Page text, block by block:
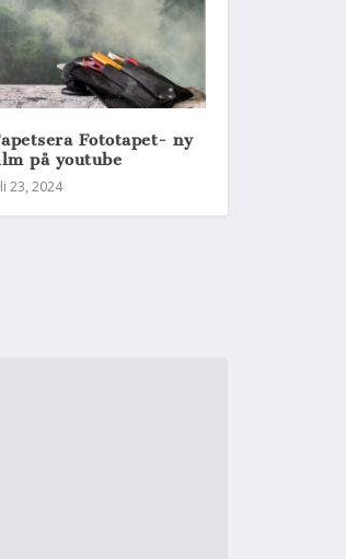
Fototapet- ny
på youtube
23, 2024